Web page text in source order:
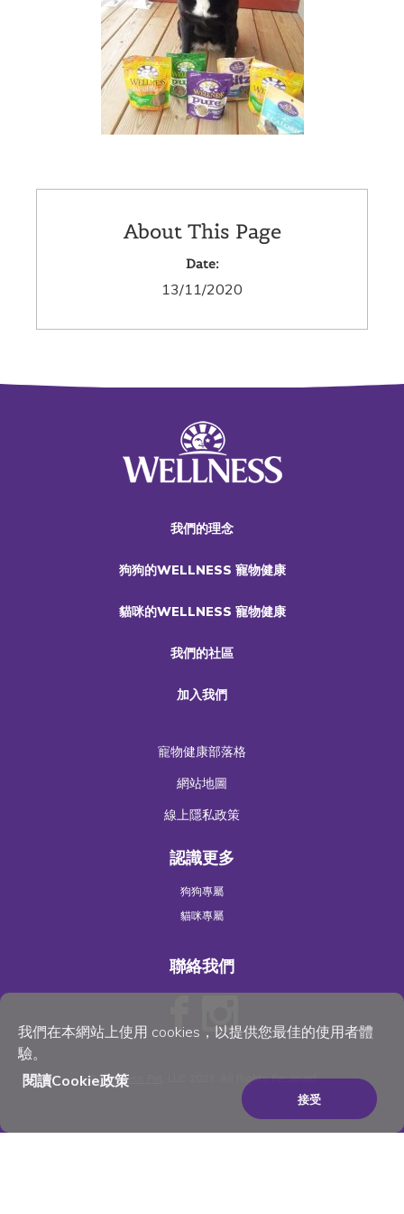
我們在本網站上使用 cookies，以提供您最佳的使用者體
驗。
閱讀Cookie政策
接受
About This Page
Date:
13/11/2020
我們的理念
狗狗的WELLNESS 寵物健康
貓咪的WELLNESS 寵物健康
我們的社區
加入我們
寵物健康部落格
網站地圖
線上隱私政策
認識更多
狗狗專屬
貓咪專屬
聯絡我們
©Wellness Pet , LLC 2023. All Rights Reserved